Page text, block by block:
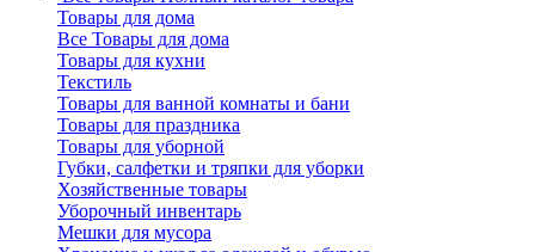
Товары для дома
Все Товары для дома
Товары для кухни
Текстиль
Товары для ванной комнаты и бани
Товары для праздника
Товары для уборной
Губки, салфетки и тряпки для уборки
Хозяйственные товары
Уборочный инвентарь
Мешки для мусора